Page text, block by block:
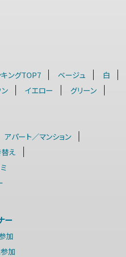
ングTOP7
ベージュ
白
イエロー
グリーン
アパート／マンション
え
ー
加
加